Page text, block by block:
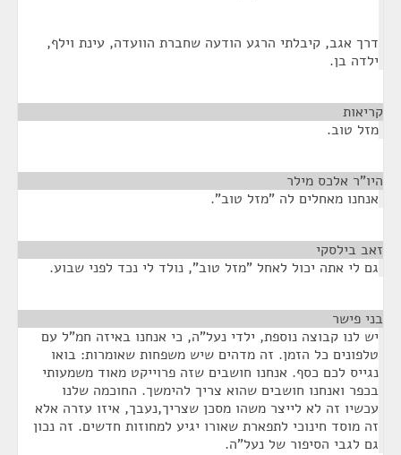
דרך אגב, קיבלתי הרגע הודעה שחברת הוועדה, עינת וילף,
ילדה בן.
קריאות
מזל טוב.
היו"ר אלכס מילר
אנחנו מאחלים לה "מזל טוב".
זאב בילסקי
גם לי אתה יכול לאחל "מזל טוב", נולד לי נכד לפני שבוע.
בני פישר
יש לנו קבוצה נוספת, ילדי נעל"ה, כי אנחנו באיזה חמ"ל עם
טלפונים כל הזמן. זה מדהים שיש משפחות שאומרות: בואו
נגייס לכם כסף. אנחנו חושבים שזה פרוייקט מאוד משמעותי
בכפר ואנחנו חושבים שהוא צריך להימשך. החוכמה שלנו
עכשיו זה לא לייצר משהו מסכן שצריך,נעבך, איזו עזרה אלא
זה מוסד חינוכי לתפארת שאורו יגיע למחוזות חדשים. זה נכון
גם לגבי הסיפור של נעל"ה.